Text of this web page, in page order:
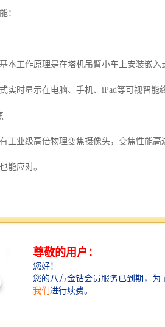
：
本工作原理是在塔机吊臂小车上安装嵌
实时显示在电脑、手机、iPad等可视智能
工业级高倍物理变焦摄像头，变焦性能
能应对。
主钢丝绳绞盘位置安装高清摄像头，实
为塔吊设置载重并实时显示当前吊重，一